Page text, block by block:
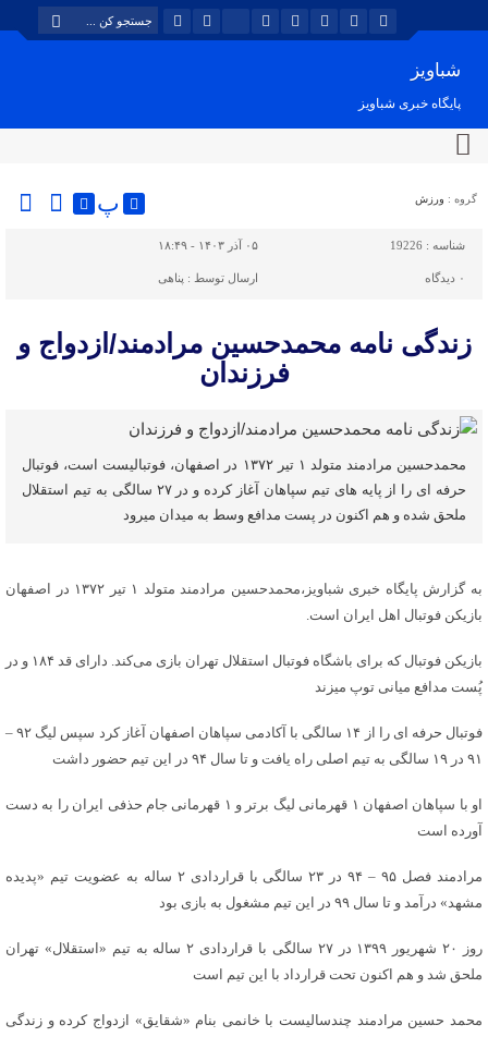
شباویز
پایگاه خبری شباویز
گروه : ورزش پ
شناسه : 19226 ۰۵ آذر ۱۴۰۳ - ۱۸:۴۹
۰ دیدگاه ارسال توسط : پناهی
زندگی نامه محمدحسین مرادمند/ازدواج و
فرزندان
محمدحسین مرادمند متولد ۱ تیر ۱۳۷۲ در اصفهان، فوتبالیست است، فوتبال
حرفه ای را از پایه های تیم سپاهان آغاز کرده و در ۲۷ سالگی به تیم استقلال
ملحق شده و هم اکنون در پست مدافع وسط به میدان میرود
به گزارش پایگاه خبری شباویز،محمدحسین مرادمند متولد ۱ تیر ۱۳۷۲ در اصفهان
بازیکن فوتبال اهل ایران است.
بازیکن فوتبال که برای باشگاه فوتبال استقلال تهران بازی می‌کند. دارای قد ۱۸۴ و در
پُست مدافع میانی توپ میزند
فوتبال حرفه ای را از ۱۴ سالگی با آکادمی سپاهان اصفهان آغاز کرد سپس لیگ ۹۲ –
۹۱ در ۱۹ سالگی به تیم اصلی راه یافت و تا سال ۹۴ در این تیم حضور داشت
او با سپاهان اصفهان ۱ قهرمانی لیگ برتر و ۱ قهرمانی جام حذفی ایران را به دست
آورده است
مرادمند فصل ۹۵ – ۹۴ در ۲۳ سالگی با قراردادی ۲ ساله به عضویت تیم «پدیده
مشهد» درآمد و تا سال ۹۹ در این تیم مشغول به بازی بود
روز ۲۰ شهریور ۱۳۹۹ در ۲۷ سالگی با قراردادی ۲ ساله به تیم «استقلال» تهران
ملحق شد و هم اکنون تحت قرارداد با این تیم است
محمد حسین مرادمند چندسالیست با خانمی بنام «شقایق» ازدواج کرده و زندگی